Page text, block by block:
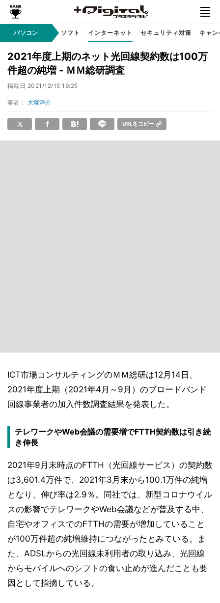
パソコン
AI PC 周辺機器 ソフト インターネット セキュリティ対策 キャ
2021年度上期のネット光回線契約数は100万
件超の純増 - ＭＭ総研調査
掲載日 2021/12/15 19:25
著者： 大塚洋介
URLをコピー
ICT市場コンサルティングのＭＭ総研は12月14日、
2021年度上期（2021年4月～9月）のブロードバンド
回線事業者の加入件数調査結果を発表した。
テレワークやWeb会議の需要増でFTTH契約数は引き続
き伸長
2021年9月末時点のFTTH（光回線サービス）の契約数
は3,601.4万件で、2021年3月末から100.1万件の純増
となり、伸び率は2.9％。同社では、新型コロナウイル
スの影響でテレワークやWeb会議などが普及する中、
自宅やオフィスでのFTTHの需要が増加していること
が100万件超の純増維持につながったとみている。ま
た、ADSLからの光回線未利用者の取り込み、光回線
からモバイルへのシフトの食い止めが進んだことも要
因として指摘している。